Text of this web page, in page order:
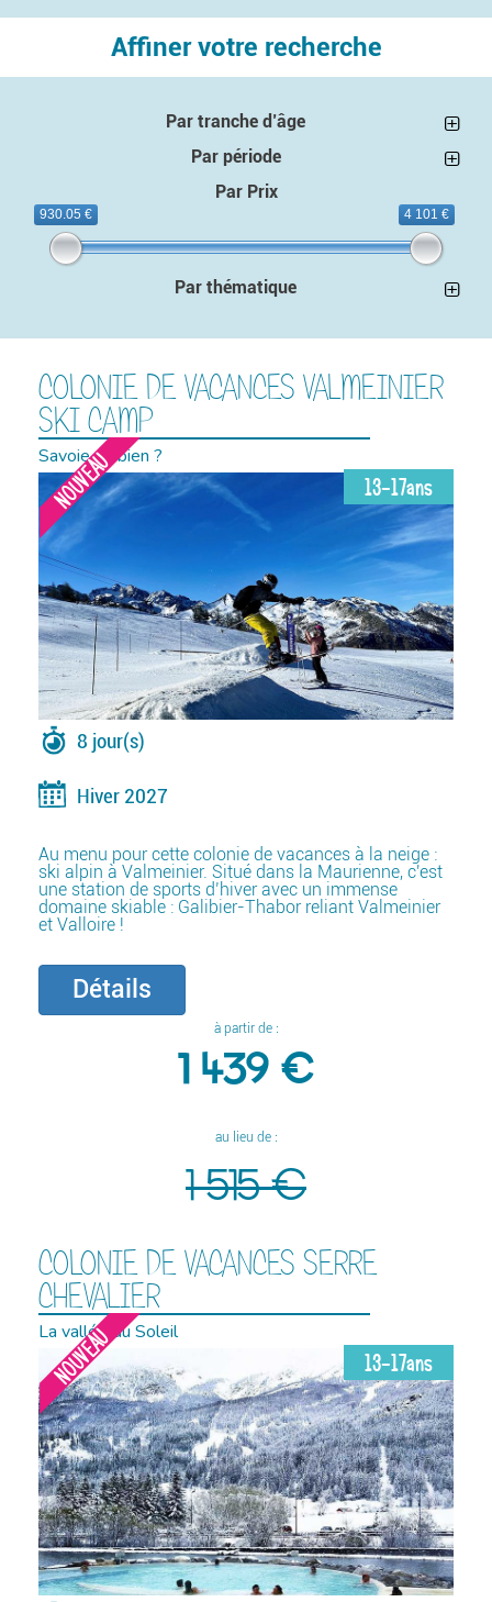
Affiner votre recherche
Par tranche d’âge
Par période
Par Prix
930.05 € 4 101 €
Par thématique
COLONIE DE VACANCES VALMEINIER
SKI CAMP
Savoie ou bien ?
NOUVEAU 13-17ans
8 jour(s)
Hiver 2027
Au menu pour cette colonie de vacances à la neige :
ski alpin à Valmeinier. Situé dans la Maurienne, c'est
une station de sports d’hiver avec un immense
domaine skiable : Galibier-Thabor reliant Valmeinier
et Valloire !
Détails
à partir de :
1 439 €
au lieu de :
1 515 €
COLONIE DE VACANCES SERRE
CHEVALIER
La vallée du Soleil
NOUVEAU 13-17ans